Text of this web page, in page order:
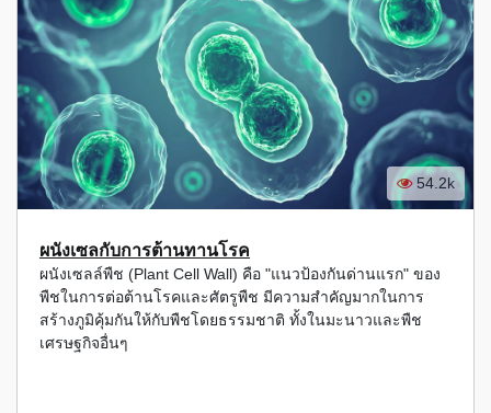
54.2k
ผนังเซลกับการต้านทานโรค
ผนังเซลล์พืช (Plant Cell Wall) คือ "แนวป้องกันด่านแรก" ของ
พืชในการต่อต้านโรคและศัตรูพืช มีความสำคัญมากในการ
สร้างภูมิคุ้มกันให้กับพืชโดยธรรมชาติ ทั้งในมะนาวและพืช
เศรษฐกิจอื่นๆ